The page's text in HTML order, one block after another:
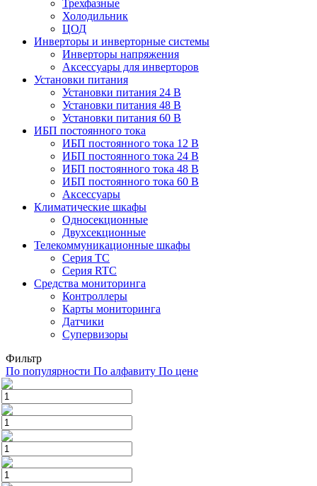
Трехфазные
Холодильник
ЦОД
Инверторы и инверторные системы
Инверторы напряжения
Аксессуары для инверторов
Установки питания
Установки питания 24 В
Установки питания 48 В
Установки питания 60 В
ИБП постоянного тока
ИБП постоянного тока 12 В
ИБП постоянного тока 24 В
ИБП постоянного тока 48 В
ИБП постоянного тока 60 В
Аксессуары
Климатические шкафы
Односекционные
Двухсекционные
Телекоммуникационные шкафы
Серия TC
Серия RTC
Средства мониторинга
Контроллеры
Карты мониторинга
Датчики
Супервизоры
Фильтр
По популярности По алфавиту По цене